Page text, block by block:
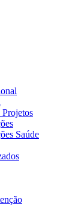
Saúde